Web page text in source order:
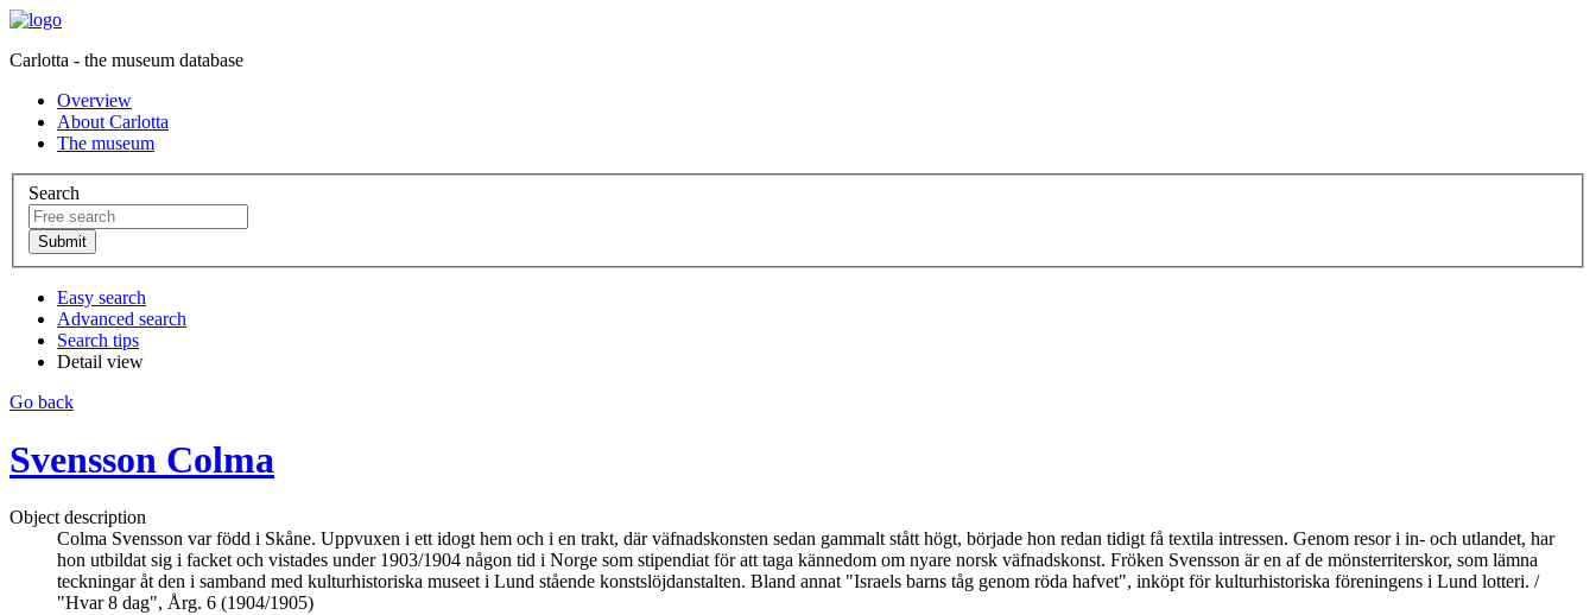
Carlotta - the museum database
Overview
About Carlotta
The museum
Search
Easy search
Advanced search
Search tips
Detail view
Go back
Svensson Colma
Object description
Colma Svensson var född i Skåne. Uppvuxen i ett idogt hem och i en trakt, där väfnadskonsten sedan gammalt stått högt, började hon redan tidigt få textila intressen. Genom resor i in- och utlandet, har
hon utbildat sig i facket och vistades under 1903/1904 någon tid i Norge som stipendiat för att taga kännedom om nyare norsk väfnadskonst. Fröken Svensson är en af de mönsterriterskor, som lämna
teckningar åt den i samband med kulturhistoriska museet i Lund stående konstslöjdanstalten. Bland annat "Israels barns tåg genom röda hafvet", inköpt för kulturhistoriska föreningens i Lund lotteri. /
"Hvar 8 dag", Årg. 6 (1904/1905)